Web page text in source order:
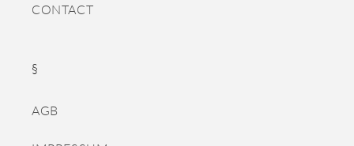
CONTACT
§
AGB